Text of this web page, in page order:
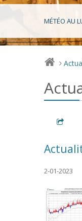
MÉTÉO AU
>
2-01-2023